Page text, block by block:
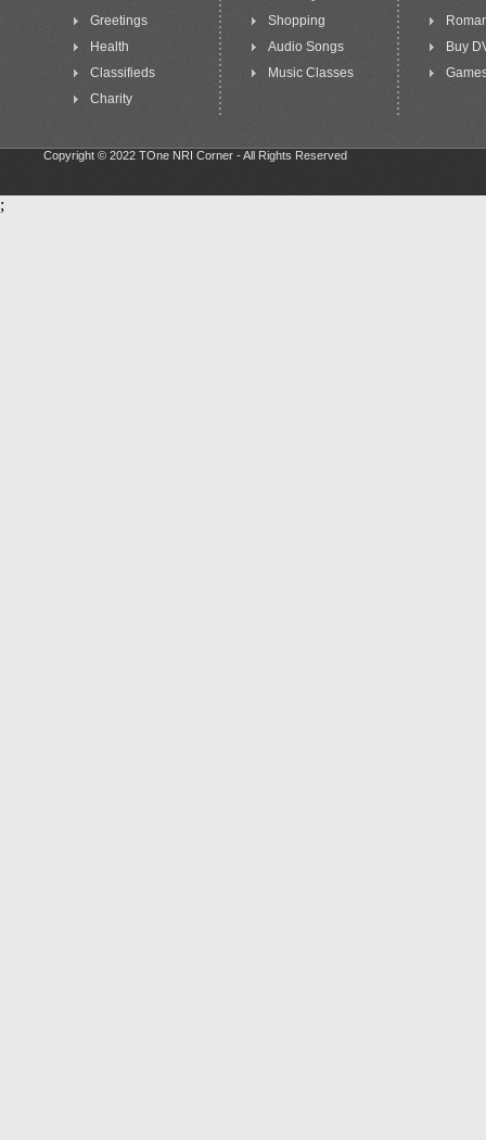
Greetings
Health
Classifieds
Charity
Shopping
Audio Songs
Music Classes
Buy
Copyright © 2022 TOne NRI Corner - All Rights Reserved
;